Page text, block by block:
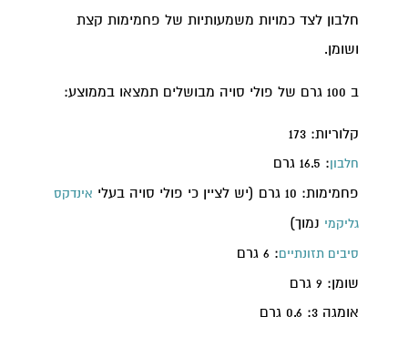
חלבון לצד כמויות משמעותיות של פחמימות קצת
ושומן.
ב 100 גרם של פולי סויה מבושלים תמצאו בממוצע:
קלוריות: 173
חלבון: 16.5 גרם
פחמימות: 10 גרם (יש לציין כי פולי סויה בעלי
אינדקס
גליקמי נמוך)
סיבים תזונתיים: 6 גרם
שומן: 9 גרם
אומגה 3: 0.6 גרם